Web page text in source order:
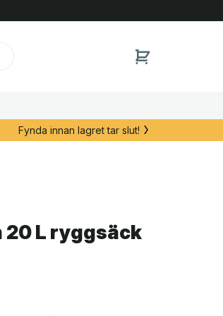
Fynda innan lagret tar slut!
20 L ryggsäck